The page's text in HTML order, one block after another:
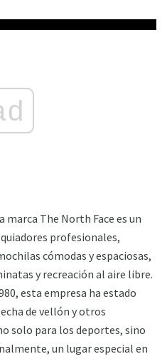
marca The North Face es un
profesionales,
cómodas y espaciosas,
y recreación al aire libre.
esta empresa ha estado
de vellón y otros
solo para los deportes, sino
un lugar especial en